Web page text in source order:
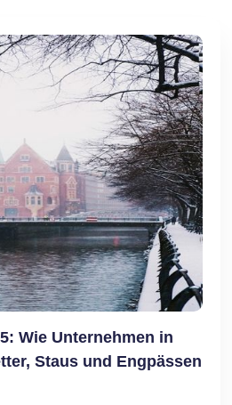
Wie Unternehmen in
Staus und Engpässen